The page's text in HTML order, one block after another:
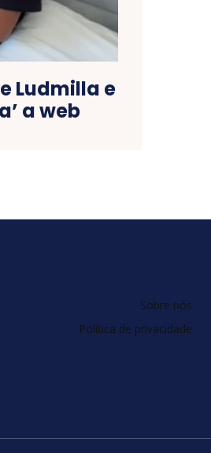
Ludmilla e
a web
Sobre nós
Política de privacidade